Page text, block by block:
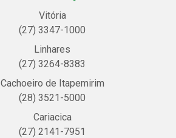
Vitória
(27) 3347-1000
Linhares
(27) 3264-8383
Cachoeiro de Itapemirim
(28) 3521-5000
Cariacica
(27) 2141-7951